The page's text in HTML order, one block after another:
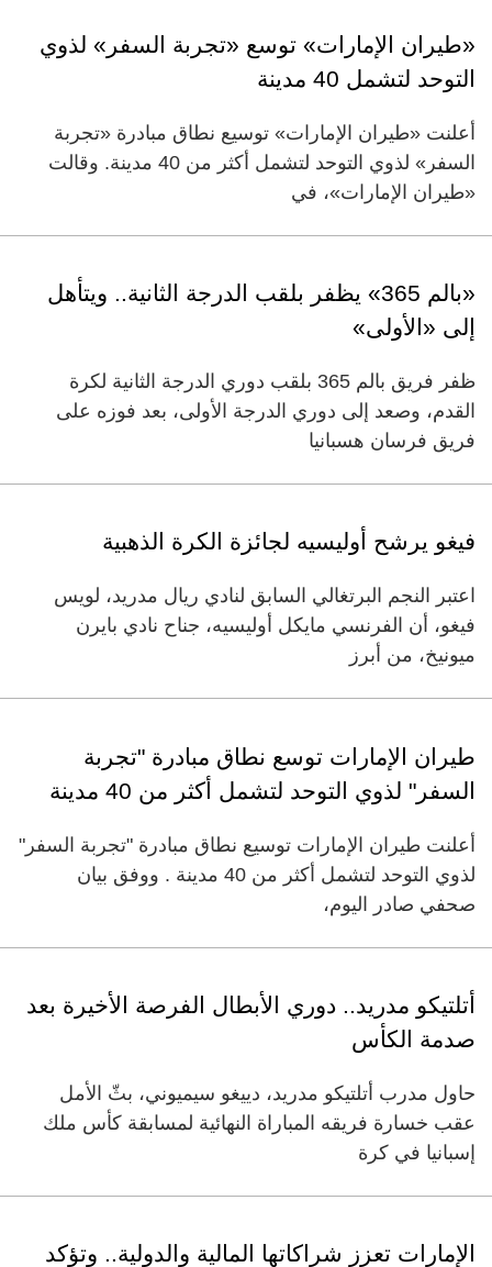
«طيران الإمارات» توسع «تجربة السفر» لذوي
التوحد لتشمل 40 مدينة
أعلنت «طيران الإمارات» توسيع نطاق مبادرة «تجربة
السفر» لذوي التوحد لتشمل أكثر من 40 مدينة. وقالت
«طيران الإمارات»، في
«بالم 365» يظفر بلقب الدرجة الثانية.. ويتأهل
إلى «الأولى»
ظفر فريق بالم 365 بلقب دوري الدرجة الثانية لكرة
القدم، وصعد إلى دوري الدرجة الأولى، بعد فوزه على
فريق فرسان هسبانيا
فيغو يرشح أوليسيه لجائزة الكرة الذهبية
اعتبر النجم البرتغالي السابق لنادي ريال مدريد، لويس
فيغو، أن الفرنسي مايكل أوليسيه، جناح نادي بايرن
ميونيخ، من أبرز
طيران الإمارات توسع نطاق مبادرة "تجربة
السفر" لذوي التوحد لتشمل أكثر من 40 مدينة
أعلنت طيران الإمارات توسيع نطاق مبادرة "تجربة السفر"
لذوي التوحد لتشمل أكثر من 40 مدينة . ووفق بيان
صحفي صادر اليوم،
أتلتيكو مدريد.. دوري الأبطال الفرصة الأخيرة بعد
صدمة الكأس
حاول مدرب أتلتيكو مدريد، دييغو سيميوني، بثّ الأمل
عقب خسارة فريقه المباراة النهائية لمسابقة كأس ملك
إسبانيا في كرة
الإمارات تعزز شراكاتها المالية والدولية.. وتؤكد